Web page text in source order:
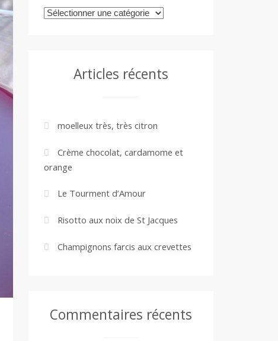
Catégories
Articles récents
moelleux très, très citron
Crème chocolat, cardamome et
orange
Le Tourment d’Amour
Risotto aux noix de St Jacques
Champignons farcis aux crevettes
Commentaires récents